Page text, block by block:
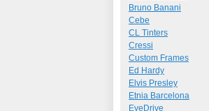
Bruno Banani
Cebe
CL Tinters
Cressi
Custom Frames
Ed Hardy
Elvis Presley
Etnia Barcelona
EyeDrive